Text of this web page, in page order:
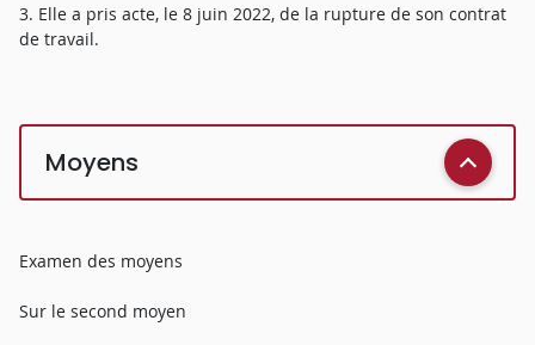
3. Elle a pris acte, le 8 juin 2022, de la rupture de son contrat
de travail.
Moyens
Examen des moyens
Sur le second moyen